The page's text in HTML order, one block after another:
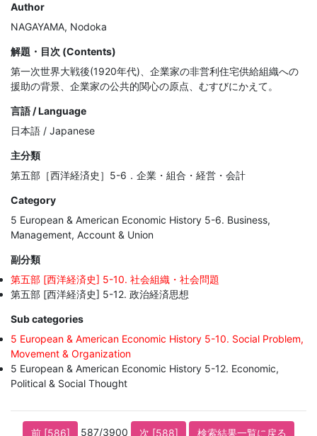
Author
NAGAYAMA, Nodoka
解題・目次 (Contents)
第一次世界大戦後(1920年代)、企業家の非営利住宅供給組織への
援助の背景、企業家の公共的関心の原点、むすびにかえて。
言語 / Language
日本語 / Japanese
主分類
第五部［西洋経済史］5-6．企業・組合・経営・会計
Category
5 European & American Economic History 5-6. Business,
Management, Account & Union
副分類
第五部 [西洋経済史] 5-10. 社会組織・社会問題
第五部 [西洋経済史] 5-12. 政治経済思想
Sub categories
5 European & American Economic History 5-10. Social Problem,
Movement & Organization
5 European & American Economic History 5-12. Economic,
Political & Social Thought
前 [586] 587/3900 次 [588] 検索結果一覧に戻る